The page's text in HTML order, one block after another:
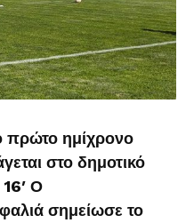
πρώτο ημίχρονο
στο δημοτικό
16′ Ο
σημείωσε το